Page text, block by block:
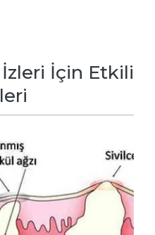
İçin Etkili